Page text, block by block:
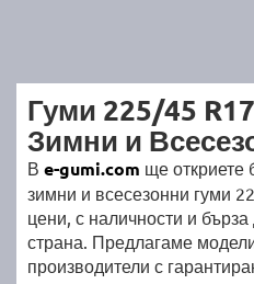
Гуми 225/45
Зимни и
В e-gumi.com ще откриете
зимни и всесезонни гуми
цени, с наличности и
страна. Предлагаме
производители с